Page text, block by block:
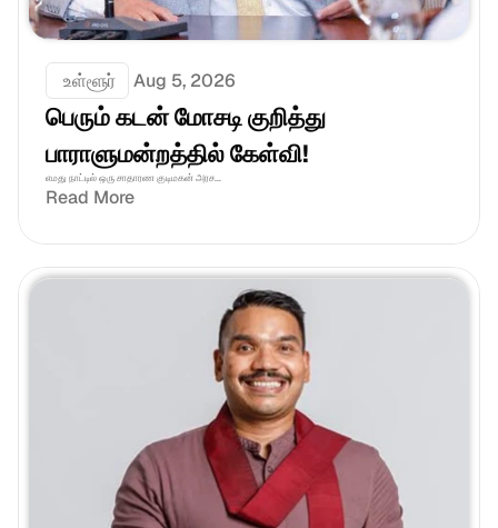
உள்ளூர் Aug 5, 2026
பெரும் கடன் மோசடி குறித்து
பாராளுமன்றத்தில் கேள்வி!
எமது நாட்டில் ஒரு சாதாரண குடிமகன் அரச...
Read More